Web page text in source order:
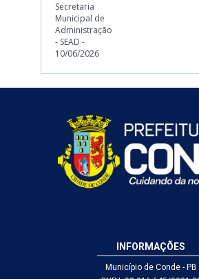
Secretaria
Municipal de
Administração
- SEAD -
10/06/2026
INFORMAÇÕES
Município de Conde - PB